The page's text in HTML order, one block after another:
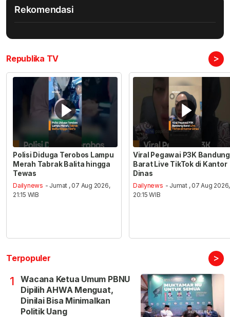
Rekomendasi
Republika TV >
Polisi Diduga Terobos Lampu
Merah Tabrak Balita hingga
Tewas
Dailynews - Jumat , 07 Aug 2026,
21:15 WIB
Viral Pegawai P3K Bandung
Barat Live TikTok di Kantor
Dinas
Dailynews - Jumat , 07 Aug 2026,
20:15 WIB
Terpopuler >
1
Wacana Ketua Umum PBNU
Dipilih AHWA Menguat,
Dinilai Bisa Minimalkan
Politik Uang